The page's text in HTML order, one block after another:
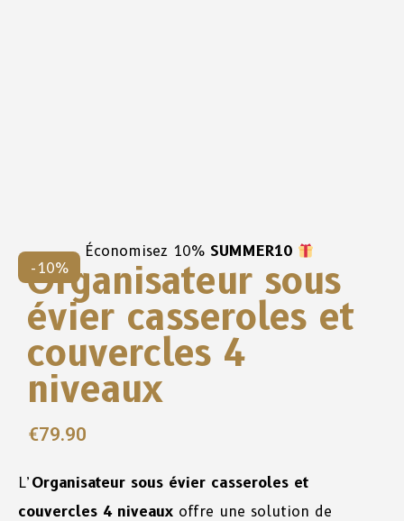
-10%
Économisez 10% SUMMER10
Organisateur sous
évier casseroles et
couvercles 4
niveaux
€79.90
L’ Organisateur sous évier casseroles et
couvercles 4 niveaux offre une solution de